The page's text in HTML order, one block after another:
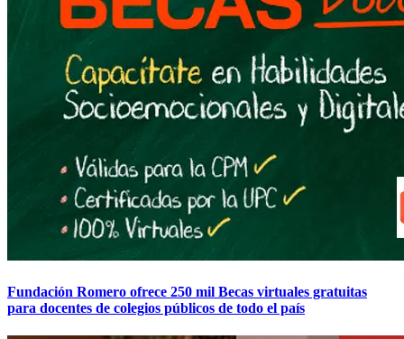
Fundación Romero ofrece 250 mil Becas virtuales gratuitas
para docentes de colegios públicos de todo el país